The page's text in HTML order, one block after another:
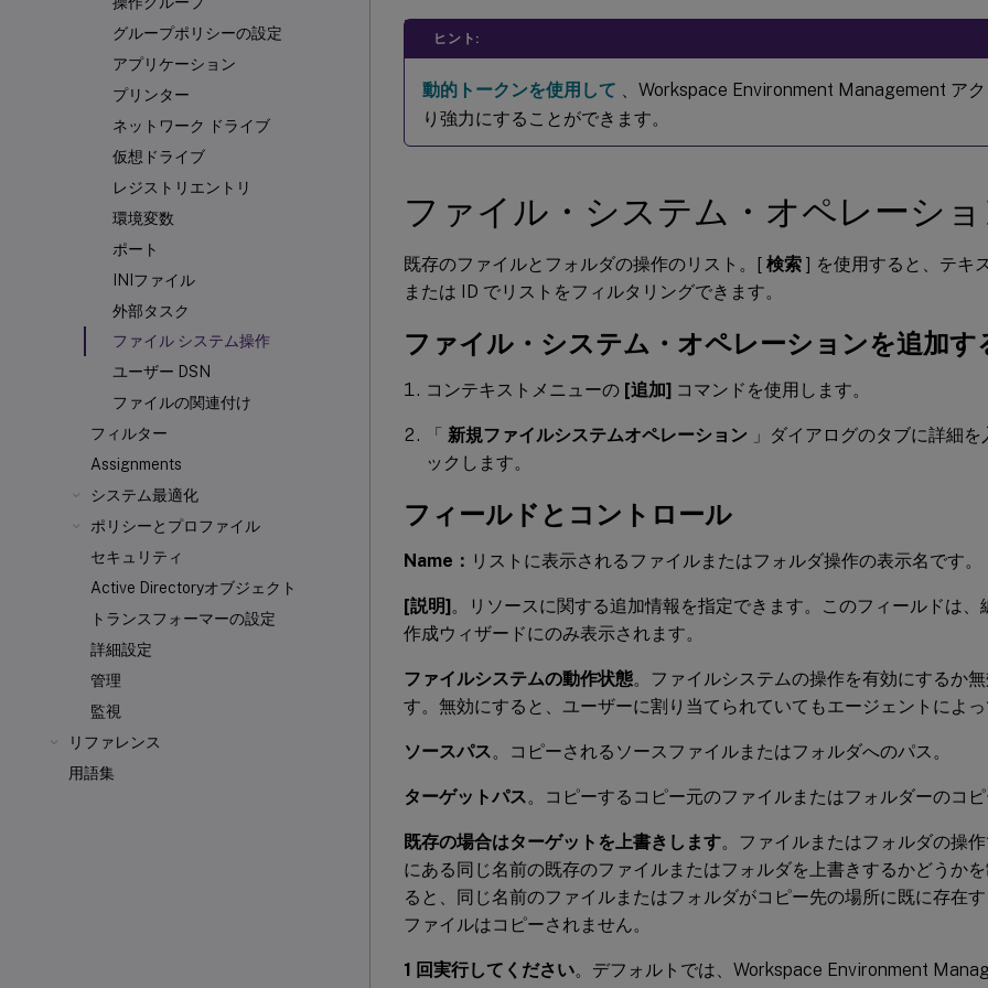
グループポリシーの設定
アプリケーション
プリンター
ネットワーク ドライブ
仮想ドライブ
レジストリエントリ
環境変数
ポート
INIファイル
外部タスク
ファイル システム操作
ユーザー DSN
ファイルの関連付け
フィルター
Assignments
システム最適化
ポリシーとプロファイル
セキュリティ
Active Directoryオブジェクト
トランスフォーマーの設定
詳細設定
管理
監視
リファレンス
用語集
ヒント:
動的トークンを使用して 、Workspace Environment Management ア
り強力にすることができます。
ファイル・システム・オペレーシ
既存のファイルとフォルダの操作のリスト。[ 検索 ] を使用すると、テキ
または ID でリストをフィルタリングできます。
ファイル・システム・オペレーションを追加す
コンテキストメニューの [追加] コマンドを使用します。
「 新規ファイルシステムオペレーション 」ダイアログのタブに詳細
ックします。
フィールドとコントロール
Name： リストに表示されるファイルまたはフォルダ操作の表示名です。
[説明]。リソースに関する追加情報を指定できます。このフィールドは
作成ウィザードにのみ表示されます。
ファイルシステムの動作状態。ファイルシステムの操作を有効にするか
す。無効にすると、ユーザーに割り当てられていてもエージェントによ
ソースパス 。コピーされるソースファイルまたはフォルダへのパス。
ターゲットパス 。コピーするコピー元のファイルまたはフォルダーのコ
既存の場合はターゲットを上書きします。ファイルまたはフォルダの操
にある同じ名前の既存のファイルまたはフォルダを上書きするかどうか
ると、同じ名前のファイルまたはフォルダがコピー先の場所に既に存在
ファイルはコピーされません。
1 回実行してください。デフォルトでは、Workspace Environment